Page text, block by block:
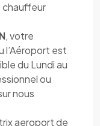
chauffeur
, votre
l’Aéroport est
du Lundi au
ou
nous
aeroport de